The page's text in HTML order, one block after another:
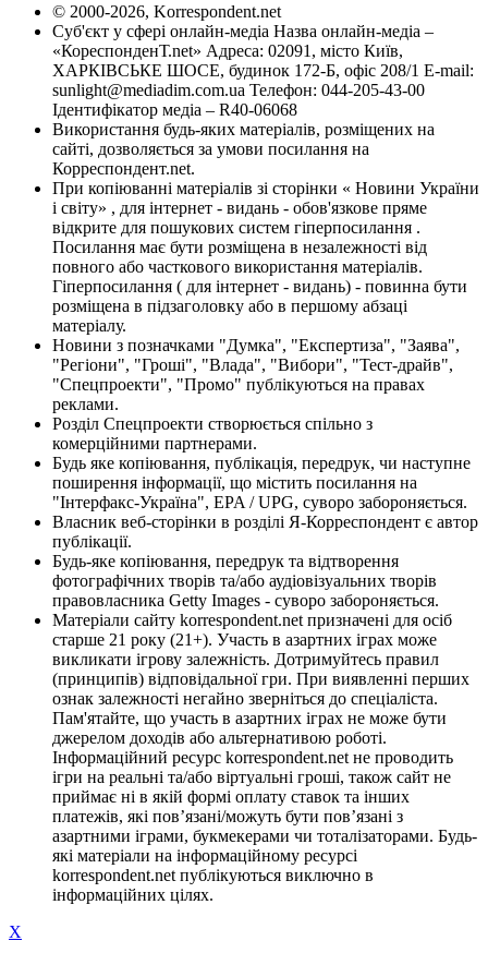
© 2000-2026, Korrespondent.net
Суб'єкт у сфері онлайн-медіа Назва онлайн-медіа –
«КореспонденТ.net» Адреса: 02091, місто Київ,
ХАРКІВСЬКЕ ШОСЕ, будинок 172-Б, офіс 208/1 E-mail:
sunlight@mediadim.com.ua Телефон: 044-205-43-00
Ідентифікатор медіа – R40-06068
Використання будь-яких матеріалів, розміщених на
сайті, дозволяється за умови посилання на
Корреспондент.net.
При копіюванні матеріалів зі сторінки « Новини України
і світу» , для інтернет - видань - обов'язкове пряме
відкрите для пошукових систем гіперпосилання .
Посилання має бути розміщена в незалежності від
повного або часткового використання матеріалів.
Гіперпосилання ( для інтернет - видань) - повинна бути
розміщена в підзаголовку або в першому абзаці
матеріалу.
Новини з позначками "Думка", "Експертиза", "Заява",
"Регіони", "Гроші", "Влада", "Вибори", "Тест-драйв",
"Спецпроекти", "Промо" публікуються на правах
реклами.
Розділ Спецпроекти створюється спільно з
комерційними партнерами.
Будь яке копіювання, публікація, передрук, чи наступне
поширення інформації, що містить посилання на
"Інтерфакс-Україна", EPA / UPG, суворо забороняється.
Власник веб-сторінки в розділі Я-Корреспондент є автор
публікації.
Будь-яке копіювання, передрук та відтворення
фотографічних творів та/або аудіовізуальних творів
правовласника Getty Images - суворо забороняється.
Матеріали сайту korrespondent.net призначені для осіб
старше 21 року (21+). Участь в азартних іграх може
викликати ігрову залежність. Дотримуйтесь правил
(принципів) відповідальної гри. При виявленні перших
ознак залежності негайно зверніться до спеціаліста.
Пам'ятайте, що участь в азартних іграх не може бути
джерелом доходів або альтернативою роботі.
Інформаційний ресурс korrespondent.net не проводить
ігри на реальні та/або віртуальні гроші, також сайт не
приймає ні в якій формі оплату ставок та інших
платежів, які пов’язані/можуть бути пов’язані з
азартними іграми, букмекерами чи тоталізаторами. Будь-
які матеріали на інформаційному ресурсі
korrespondent.net публікуються виключно в
інформаційних цілях.
X